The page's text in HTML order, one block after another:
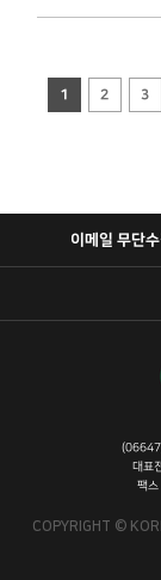
1 2 3
이메일 무단
대표
팩
COPYRIGHT ©